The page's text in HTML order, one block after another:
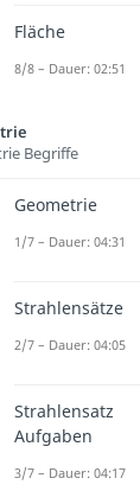
Was ist,
werden?
Punkte
Wenn die
aus der
Fläche
8/8 – Dauer: 02:51
Begriffe
Geometrie
1/7 – Dauer: 04:31
Strahlensätze
2/7 – Dauer: 04:05
Strahlensatz
Aufgaben
3/7 – Dauer: 04:17